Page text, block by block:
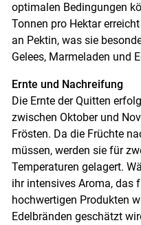
optimalen Bedingungen
Tonnen pro Hektar
an Pektin, was sie
Gelees, Marmeladen und
Ernte und Nachreifung
Die Ernte der Quitten
zwischen Oktober und
Frösten. Da die Früchte
müssen, werden sie für
Temperaturen gelagert.
ihr intensives Aroma, das
hochwertigen Produkten
Edelbränden geschätzt